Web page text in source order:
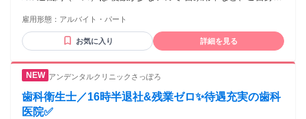
寧に時間をかけて説明・治療を行うことを大切にしていま
す。 何人もの患者様を時間の隙間なく治療することはありま
せん！ 焦らず仕事をしたい方に向いている職場です◎ 勤務時
働けます。 時間外労働も基本的にはなく、定時で帰宅できま
すよ♪ ―-･｡＊○●―-･｡＊○●―-･｡＊○●―-･｡
雇用形態： アルバイト・パート
お気に入り 詳細を見る
アンデンタルクリニックさっぽろ
歯科衛生士／16時半退社&残業ゼロ✨待遇充実の歯科
医院✅